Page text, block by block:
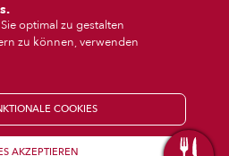
optimal zu gestalten
zu können, verwenden
COOKIES
AKZEPTIEREN